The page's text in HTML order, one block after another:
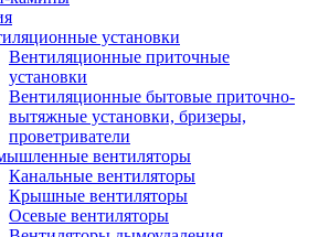
установки
Вентиляционные приточные
установки
Вентиляционные бытовые приточно-
вытяжные установки, бризеры,
проветриватели
вентиляторы
Канальные вентиляторы
Крышные вентиляторы
Осевые вентиляторы